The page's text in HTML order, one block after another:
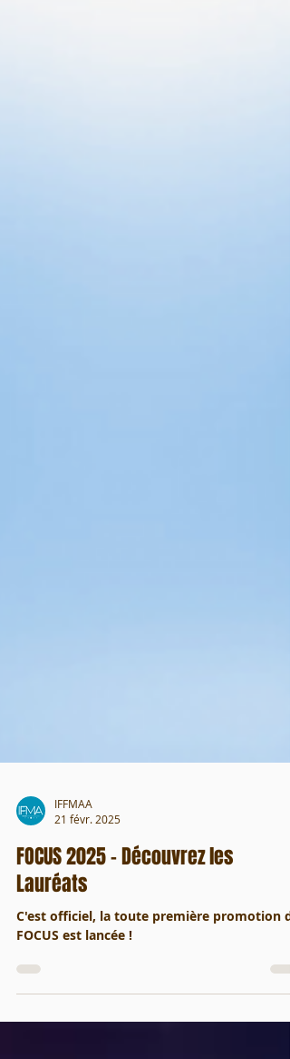
IFFMAA
21 févr. 2025
FOCUS 2025 - Découvrez les
Lauréats
FOCUS est lancée !